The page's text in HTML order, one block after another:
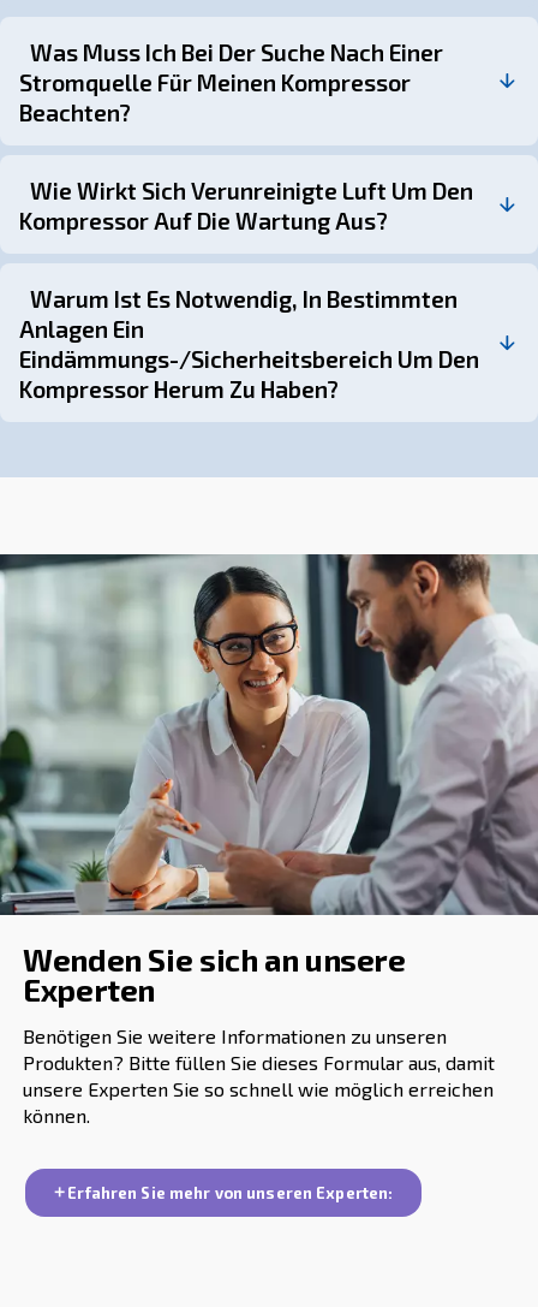
auswirken kann. Um den besten Standort für den
bestimmen, müssen Sie eine angemessene Belüftung,
den Mitarbeitern, die Luftzirkulation, Standort der
Sauberkeit, Platz für Wartungsarbeiten und
bedenken.
Durch sorgfältige Planung und enge Zusammenarbeit
Kompressorlieferanten können Sie sicherstellen, dass
für maximale Produktivität und minimale Ausfallzeiten
suchen, können Sie sich an unsere Experten wenden.
Ihnen die richtige Lösung, um die Effizienz und
Kompressors zu maximieren und gleichzeitig die
Reparaturkosten zu senken.
Wie Wirkt Sich Die Nähe Des
Den Mitarbeitern Auf Deren
Aus?
Warum Sind Eine Ordnungsgemäße
Luftzirkulation Und Raumtemperatur
Die Aufrechterhaltung der richtigen Raumtemperatur
Sicherstellung einer ordnungsgemäßen
eine Überhitzung und Ausfälle der
verhindern, was zu einem reibungsloseren Betrieb
zwischen 10 und 30 °C (50 und 85 °F).